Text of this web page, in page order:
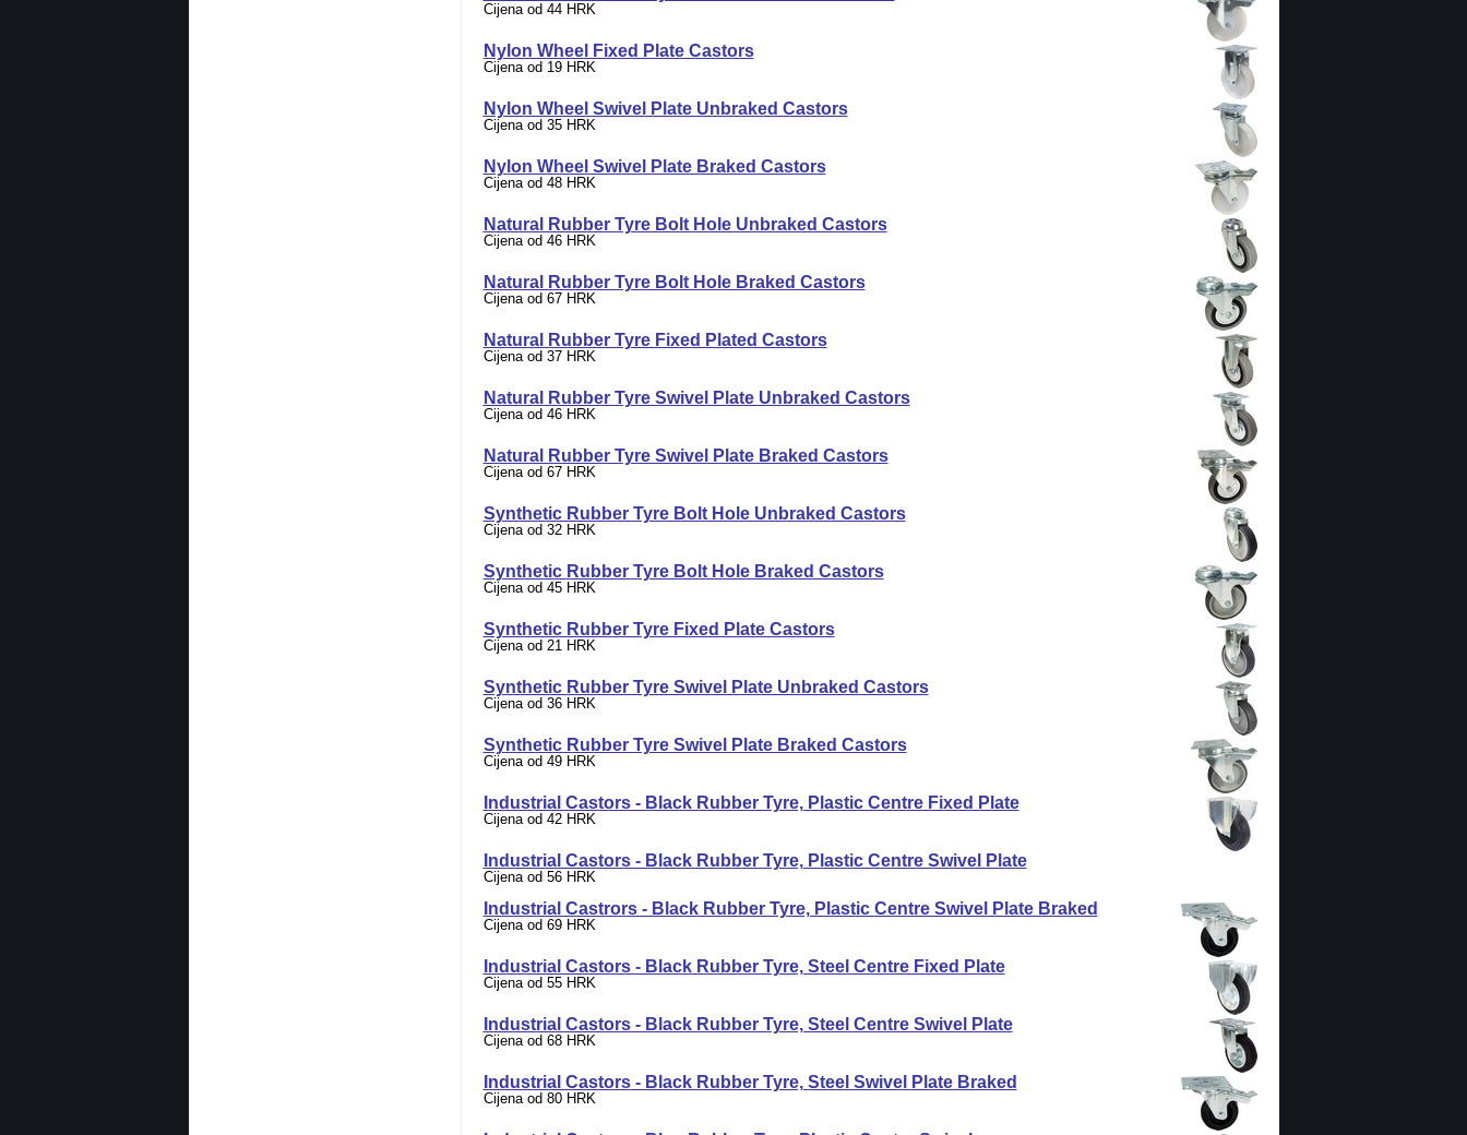
Cijena od 44 HRK
Nylon Wheel Fixed Plate Castors
Cijena od 19 HRK
Nylon Wheel Swivel Plate Unbraked Castors
Cijena od 35 HRK
Nylon Wheel Swivel Plate Braked Castors
Cijena od 48 HRK
Natural Rubber Tyre Bolt Hole Unbraked Castors
Cijena od 46 HRK
Natural Rubber Tyre Bolt Hole Braked Castors
Cijena od 67 HRK
Natural Rubber Tyre Fixed Plated Castors
Cijena od 37 HRK
Natural Rubber Tyre Swivel Plate Unbraked Castors
Cijena od 46 HRK
Natural Rubber Tyre Swivel Plate Braked Castors
Cijena od 67 HRK
Synthetic Rubber Tyre Bolt Hole Unbraked Castors
Cijena od 32 HRK
Synthetic Rubber Tyre Bolt Hole Braked Castors
Cijena od 45 HRK
Synthetic Rubber Tyre Fixed Plate Castors
Cijena od 21 HRK
Synthetic Rubber Tyre Swivel Plate Unbraked Castors
Cijena od 36 HRK
Synthetic Rubber Tyre Swivel Plate Braked Castors
Cijena od 49 HRK
Industrial Castors - Black Rubber Tyre, Plastic Centre Fixed Plate
Cijena od 42 HRK
Industrial Castors - Black Rubber Tyre, Plastic Centre Swivel Plate
Cijena od 56 HRK
Industrial Castrors - Black Rubber Tyre, Plastic Centre Swivel Plate Braked
Cijena od 69 HRK
Industrial Castors - Black Rubber Tyre, Steel Centre Fixed Plate
Cijena od 55 HRK
Industrial Castors - Black Rubber Tyre, Steel Centre Swivel Plate
Cijena od 68 HRK
Industrial Castors - Black Rubber Tyre, Steel Swivel Plate Braked
Cijena od 80 HRK